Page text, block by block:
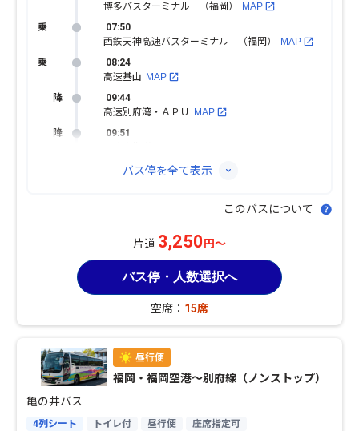
博多バスターミナル （福岡）
MAP
07:50
西鉄天神高速バスターミナル （福岡）
MAP
08:24
高速基山 MAP
09:44
高速別府湾・ＡＰＵ
MAP
09:51
バス停を全て表示
このバスについて
片道 3,250 円～
バス停・人数選択へ
空席： 15席
福岡・福岡空港〜別府線（ノンストップ）
亀の井バス
4列シート トイレ付 昼行便 座席指定可